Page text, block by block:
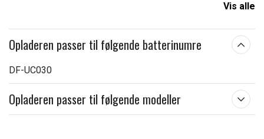
Vis alle
Opladeren passer til følgende batterinumre
DF-UC030
Opladeren passer til følgende modeller